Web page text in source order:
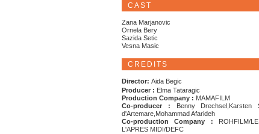
CAST
Zana Marjanovic
Ornela Bery
Sazida Setic
Vesna Masic
CREDITS
Director: Aida Begic
Producer : Elma Tataragic
Production Company : MAMAFILM
Co-producer :
Benny Drechsel,Karsten
d'Artemare,Mohammad Afarideh
Co-production Company :
ROHFILM/
L'APRES MIDI/DEFC